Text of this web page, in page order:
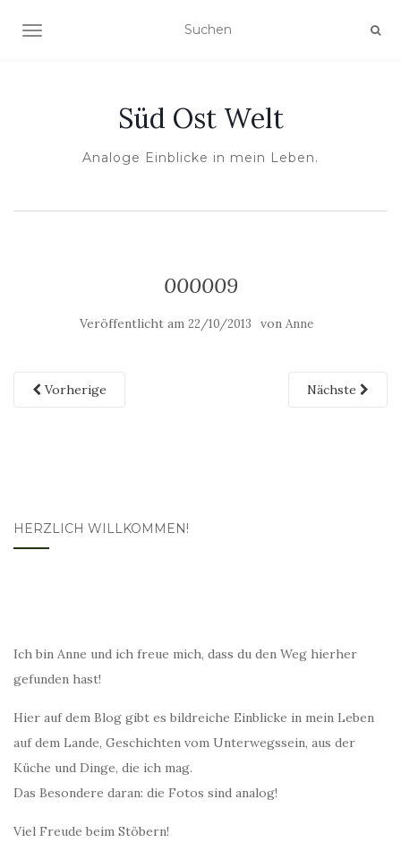
NAVIGATION UMSCHALTEN
Süd Ost Welt
Analoge Einblicke in mein Leben.
000009
Veröffentlicht am 22/10/2013 von Anne
Vorherige Nächste
HERZLICH WILLKOMMEN!
Ich bin Anne und ich freue mich, dass du den Weg hierher
gefunden hast!
Hier auf dem Blog gibt es bildreiche Einblicke in mein Leben
auf dem Lande, Geschichten vom Unterwegssein, aus der
Küche und Dinge, die ich mag.
Das Besondere daran: die Fotos sind analog!
Viel Freude beim Stöbern!